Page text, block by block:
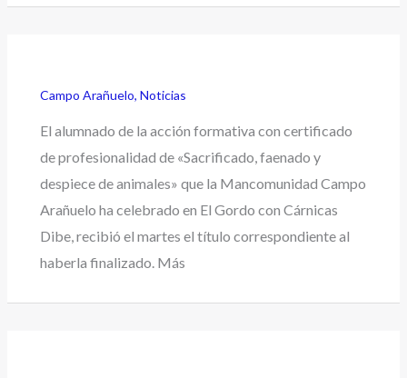
Campo Arañuelo,Noticias
El alumnado de la acción formativa con certificado
de profesionalidad de «Sacrificado, faenado y
despiece de animales» que la Mancomunidad Campo
Arañuelo ha celebrado en El Gordo con Cárnicas
Dibe, recibió el martes el título correspondiente al
haberla finalizado. Más